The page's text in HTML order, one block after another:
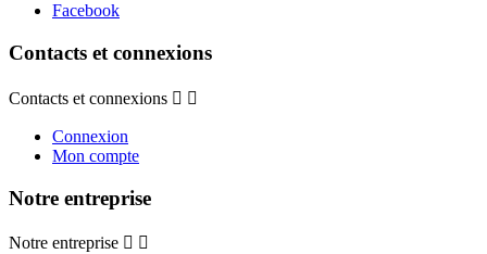
Facebook
Contacts et connexions
Contacts et connexions  
Connexion
Mon compte
Notre entreprise
Notre entreprise  